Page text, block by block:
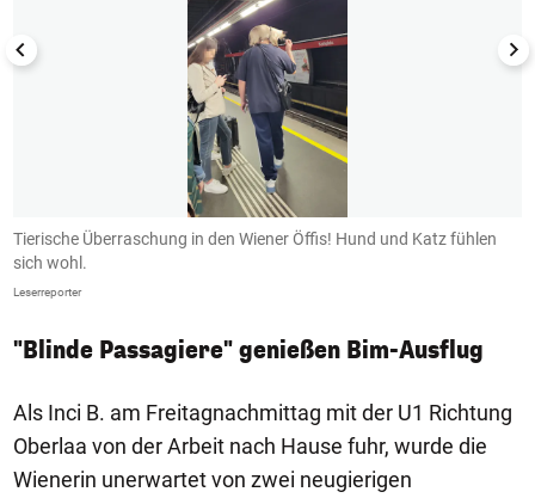
Tierische Überraschung in den Wiener Öffis! Hund und Katz fühlen
sich wohl.
Leserreporter
"Blinde Passagiere" genießen Bim-Ausflug
Als Inci B. am Freitagnachmittag mit der U1 Richtung
Oberlaa von der Arbeit nach Hause fuhr, wurde die
Wienerin unerwartet von zwei neugierigen